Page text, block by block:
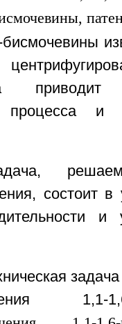
бисмочевины
процесса
состоит
и
1,1-1,6-